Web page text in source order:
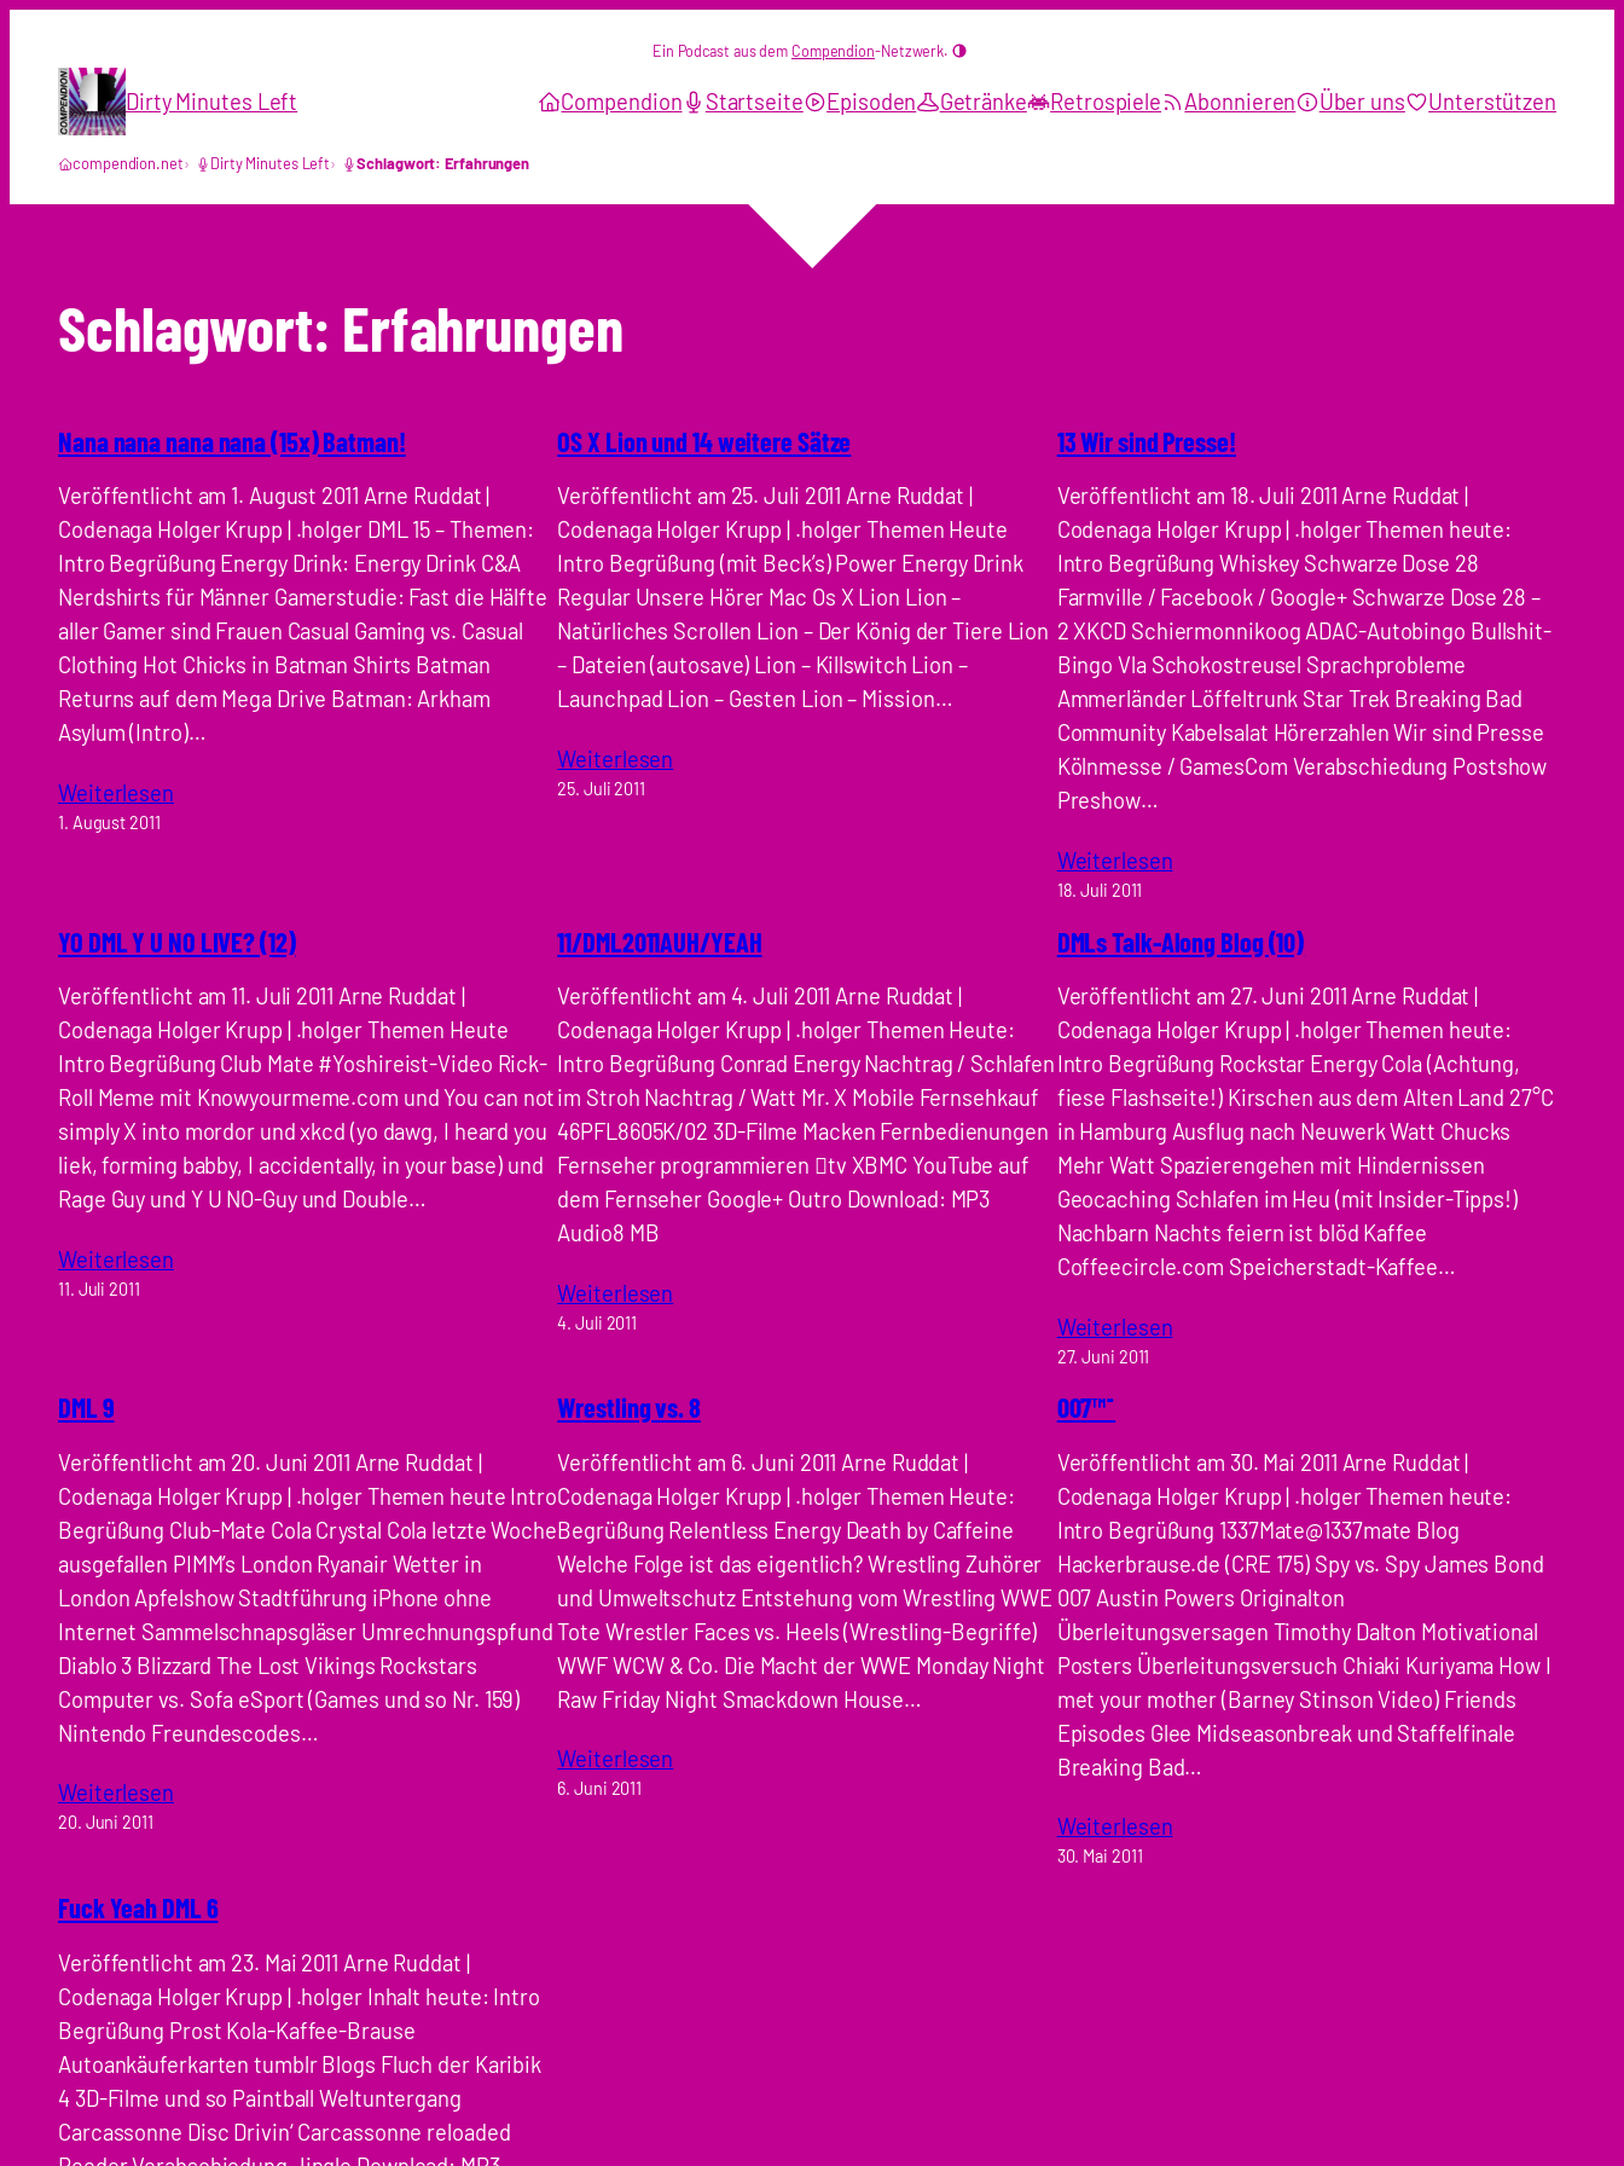
springen
Ein Podcast aus dem Compendion-Netzwerk.
Dirty Minutes Left Compendion Startseite Episoden Getränke Retrospiele Abonnieren Über uns Unterstützen
compendion.net Dirty Minutes Left Schlagwort: Erfahrungen
Schlagwort: Erfahrungen
Nana nana nana nana (15x) Batman!
Veröffentlicht am 1. August 2011 Arne Ruddat |
Codenaga Holger Krupp | .holger DML 15 – Themen:
Intro Begrüßung Energy Drink: Energy Drink C&A
Nerdshirts für Männer Gamerstudie: Fast die Hälfte
aller Gamer sind Frauen Casual Gaming vs. Casual
Clothing Hot Chicks in Batman Shirts Batman
Returns auf dem Mega Drive Batman: Arkham
Asylum (Intro)…
Weiterlesen
1. August 2011
OS X Lion und 14 weitere Sätze
Veröffentlicht am 25. Juli 2011 Arne Ruddat |
Codenaga Holger Krupp | .holger Themen Heute
Intro Begrüßung (mit Beck’s) Power Energy Drink
Regular Unsere Hörer Mac Os X Lion Lion –
Natürliches Scrollen Lion – Der König der Tiere Lion
– Dateien (autosave) Lion – Killswitch Lion –
Launchpad Lion – Gesten Lion – Mission…
Weiterlesen
25. Juli 2011
13 Wir sind Presse!
Veröffentlicht am 18. Juli 2011 Arne Ruddat |
Codenaga Holger Krupp | .holger Themen heute:
Intro Begrüßung Whiskey Schwarze Dose 28
Farmville / Facebook / Google+ Schwarze Dose 28 –
2 XKCD Schiermonnikoog ADAC-Autobingo Bullshit-
Bingo Vla Schokostreusel Sprachprobleme
Ammerländer Löffeltrunk Star Trek Breaking Bad
Community Kabelsalat Hörerzahlen Wir sind Presse
Kölnmesse / GamesCom Verabschiedung Postshow
Preshow…
Weiterlesen
18. Juli 2011
YO DML Y U NO LIVE? (12)
Veröffentlicht am 11. Juli 2011 Arne Ruddat |
Codenaga Holger Krupp | .holger Themen Heute
Intro Begrüßung Club Mate #Yoshireist-Video Rick-
Roll Meme mit Knowyourmeme.com und You can not
simply X into mordor und xkcd (yo dawg, I heard you
liek, forming babby, I accidentally, in your base) und
Rage Guy und Y U NO-Guy und Double…
Weiterlesen
11. Juli 2011
11/DML2011AUH/YEAH
Veröffentlicht am 4. Juli 2011 Arne Ruddat |
Codenaga Holger Krupp | .holger Themen Heute:
Intro Begrüßung Conrad Energy Nachtrag / Schlafen
im Stroh Nachtrag / Watt Mr. X Mobile Fernsehkauf
46PFL8605K/02 3D-Filme Macken Fernbedienungen
Fernseher programmieren tv XBMC YouTube auf
dem Fernseher Google+ Outro Download: MP3
Audio8 MB
Weiterlesen
4. Juli 2011
DMLs Talk-Along Blog (10)
Veröffentlicht am 27. Juni 2011 Arne Ruddat |
Codenaga Holger Krupp | .holger Themen heute:
Intro Begrüßung Rockstar Energy Cola (Achtung,
fiese Flashseite!) Kirschen aus dem Alten Land 27°C
in Hamburg Ausflug nach Neuwerk Watt Chucks
Mehr Watt Spazierengehen mit Hindernissen
Geocaching Schlafen im Heu (mit Insider-Tipps!)
Nachbarn Nachts feiern ist blöd Kaffee
Coffeecircle.com Speicherstadt-Kaffee…
Weiterlesen
27. Juni 2011
DML 9
Veröffentlicht am 20. Juni 2011 Arne Ruddat |
Codenaga Holger Krupp | .holger Themen heute Intro
Begrüßung Club-Mate Cola Crystal Cola letzte Woche
ausgefallen PIMM’s London Ryanair Wetter in
London Apfelshow Stadtführung iPhone ohne
Internet Sammelschnapsgläser Umrechnungspfund
Diablo 3 Blizzard The Lost Vikings Rockstars
Computer vs. Sofa eSport (Games und so Nr. 159)
Nintendo Freundescodes…
Weiterlesen
20. Juni 2011
Wrestling vs. 8
Veröffentlicht am 6. Juni 2011 Arne Ruddat |
Codenaga Holger Krupp | .holger Themen Heute:
Begrüßung Relentless Energy Death by Caffeine
Welche Folge ist das eigentlich? Wrestling Zuhörer
und Umweltschutz Entstehung vom Wrestling WWE
Tote Wrestler Faces vs. Heels (Wrestling-Begriffe)
WWF WCW & Co. Die Macht der WWE Monday Night
Raw Friday Night Smackdown House…
Weiterlesen
6. Juni 2011
007™¯
Veröffentlicht am 30. Mai 2011 Arne Ruddat |
Codenaga Holger Krupp | .holger Themen heute:
Intro Begrüßung 1337Mate@1337mate Blog
Hackerbrause.de (CRE 175) Spy vs. Spy James Bond
007 Austin Powers Originalton
Überleitungsversagen Timothy Dalton Motivational
Posters Überleitungsversuch Chiaki Kuriyama How I
met your mother (Barney Stinson Video) Friends
Episodes Glee Midseasonbreak und Staffelfinale
Breaking Bad…
Weiterlesen
30. Mai 2011
Fuck Yeah DML 6
Veröffentlicht am 23. Mai 2011 Arne Ruddat |
Codenaga Holger Krupp | .holger Inhalt heute: Intro
Begrüßung Prost Kola-Kaffee-Brause
Autoankäuferkarten tumblr Blogs Fluch der Karibik
4 3D-Filme und so Paintball Weltuntergang
Carcassonne Disc Drivin‘ Carcassonne reloaded